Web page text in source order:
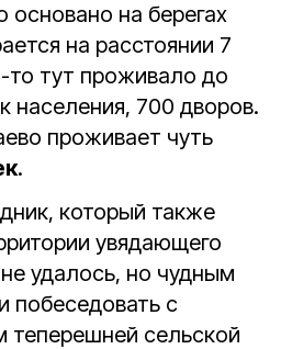
на берегах
на расстоянии 7
то тут проживало до
населения, 700 дворов.
проживает чуть
.
который также
увядающего
удалось, но чудным
побеседовать с
сельской